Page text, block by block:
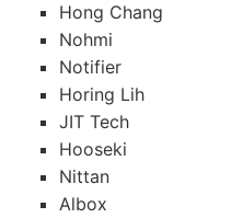
Hong Chang
Nohmi
Notifier
Horing Lih
JIT Tech
Hooseki
Nittan
Albox